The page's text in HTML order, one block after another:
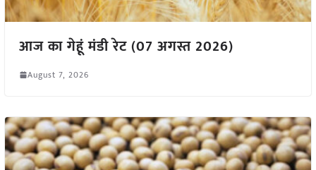
आज का गेहूं मंडी रेट (07 अगस्त 2026)
August 7, 2026